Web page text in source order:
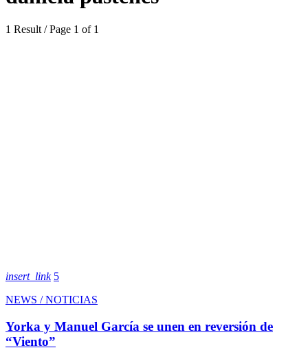
1 Result / Page 1 of 1
insert_link 5
NEWS / NOTICIAS
Yorka y Manuel García se unen en reversión de
“Viento”